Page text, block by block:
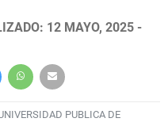
12 MAYO, 2025 -
PUBLICA DE